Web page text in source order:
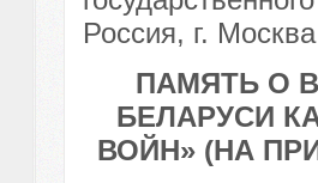
Россия, г. Москва
ПАМЯТЬ О
БЕЛАРУСИ
ВОЙН» (НА